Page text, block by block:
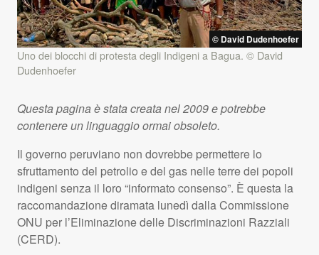
© David Dudenhoefer
Uno dei blocchi di protesta degli Indigeni a Bagua. © David
Dudenhoefer
Questa pagina è stata creata nel 2009 e potrebbe
contenere un linguaggio ormai obsoleto.
Il governo peruviano non dovrebbe permettere lo
sfruttamento del petrolio e del gas nelle terre dei popoli
indigeni senza il loro “informato consenso”. È questa la
raccomandazione diramata lunedì dalla Commissione
ONU per l’Eliminazione delle Discriminazioni Razziali
(CERD).